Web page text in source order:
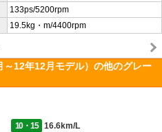
133ps/5200rpm
19.5kg・m/4400rpm
12年12月モデル）の他のグレー
10・15
16.6km/L